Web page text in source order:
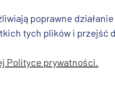
Wazy
Projekt i realizacja:
poprawne
tych plików i
Polityce prywatności.